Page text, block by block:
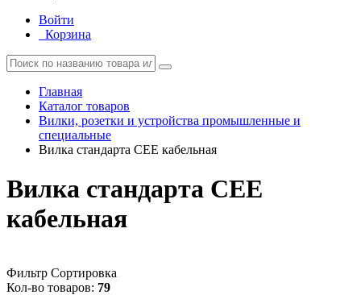
Войти
Корзина
Главная
Каталог товаров
Вилки, розетки и устройства промышленные и
специальные
Вилка стандарта CEE кабельная
Вилка стандарта CEE
кабельная
Фильтр Сортировка
Кол-во товаров: 79